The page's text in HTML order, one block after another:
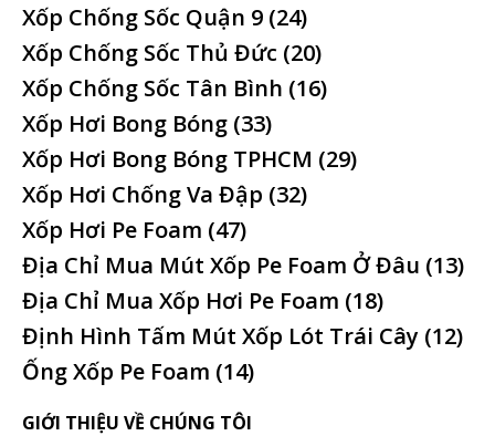
Xốp Chống Sốc Quận 9 (24)
Xốp Chống Sốc Thủ Đức (20)
Xốp Chống Sốc Tân Bình (16)
Xốp Hơi Bong Bóng (33)
Xốp Hơi Bong Bóng TPHCM (29)
Xốp Hơi Chống Va Đập (32)
Xốp Hơi Pe Foam (47)
Địa Chỉ Mua Mút Xốp Pe Foam Ở Đâu (13)
Địa Chỉ Mua Xốp Hơi Pe Foam (18)
Định Hình Tấm Mút Xốp Lót Trái Cây (12)
Ống Xốp Pe Foam (14)
GIỚI THIỆU VỀ CHÚNG TÔI